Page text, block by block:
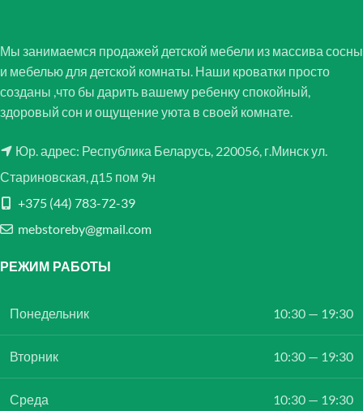
Мы занимаемся продажей детской мебели из массива сосны
и мебелью для детской комнаты. Наши кроватки просто
созданы ,что бы дарить вашему ребенку спокойный,
здоровый сон и ощущение уюта в своей комнате.
Юр. адрес: Республика Беларусь, 220056, г.Минск ул.
Стариновская, д15 пом 9н
+375 (44) 783-72-39
mebstoreby@gmail.com
РЕЖИМ РАБОТЫ
Понедельник 10:30 — 19:30
Вторник 10:30 — 19:30
Среда 10:30 — 19:30